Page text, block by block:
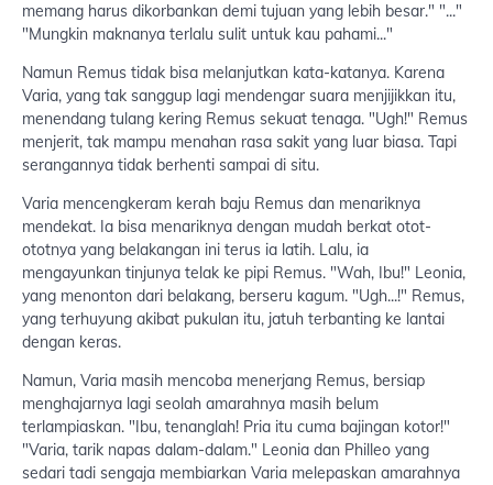
memang harus dikorbankan demi tujuan yang lebih besar." "..."
"Mungkin maknanya terlalu sulit untuk kau pahami..."
Namun Remus tidak bisa melanjutkan kata-katanya. Karena
Varia, yang tak sanggup lagi mendengar suara menjijikkan itu,
menendang tulang kering Remus sekuat tenaga. "Ugh!" Remus
menjerit, tak mampu menahan rasa sakit yang luar biasa. Tapi
serangannya tidak berhenti sampai di situ.
Varia mencengkeram kerah baju Remus dan menariknya
mendekat. Ia bisa menariknya dengan mudah berkat otot-
ototnya yang belakangan ini terus ia latih. Lalu, ia
mengayunkan tinjunya telak ke pipi Remus. "Wah, Ibu!" Leonia,
yang menonton dari belakang, berseru kagum. "Ugh...!" Remus,
yang terhuyung akibat pukulan itu, jatuh terbanting ke lantai
dengan keras.
Namun, Varia masih mencoba menerjang Remus, bersiap
menghajarnya lagi seolah amarahnya masih belum
terlampiaskan. "Ibu, tenanglah! Pria itu cuma bajingan kotor!"
"Varia, tarik napas dalam-dalam." Leonia dan Philleo yang
sedari tadi sengaja membiarkan Varia melepaskan amarahnya